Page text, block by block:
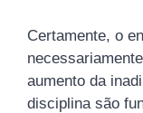
Certamente, o
aumento da
disciplina são